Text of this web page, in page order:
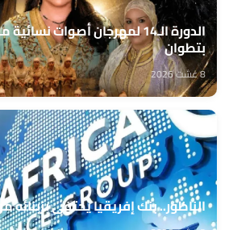
بتطوان
8 غشت 2026
الناظور.. بنك إفريقيا يحتفي بزبنائه